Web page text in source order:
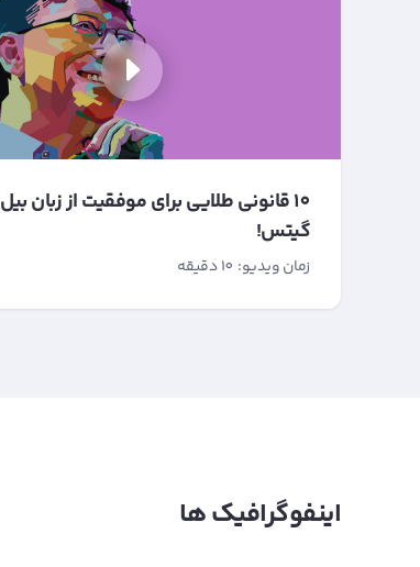
10 قانونی طلایی برای موفقیت از زبان بیل
گیتس!
زمان ویدیو: 10 دقیقه
اینفوگرافیک ها